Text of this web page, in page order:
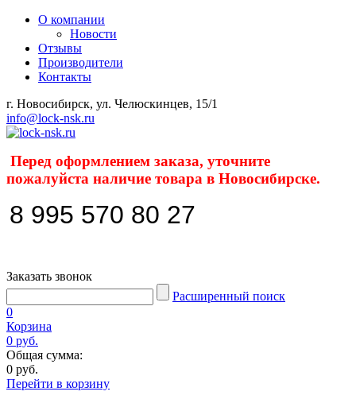
О компании
Новости
Отзывы
Производители
Контакты
г. Новосибирск, ул. Челюскинцев, 15/1
info@lock-nsk.ru
Перед оформлением заказа, уточните
пожалуйста наличие товара в Новосибирске.
8 995 570 80 27
Заказать звонок
Расширенный поиск
0
Корзина
0 руб.
Общая сумма:
0 руб.
Перейти в корзину